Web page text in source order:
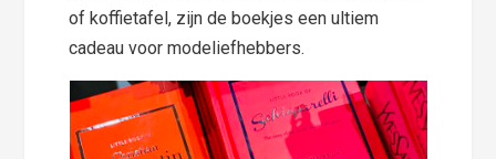
of koffietafel, zijn de boekjes een ultiem
cadeau voor modeliefhebbers.